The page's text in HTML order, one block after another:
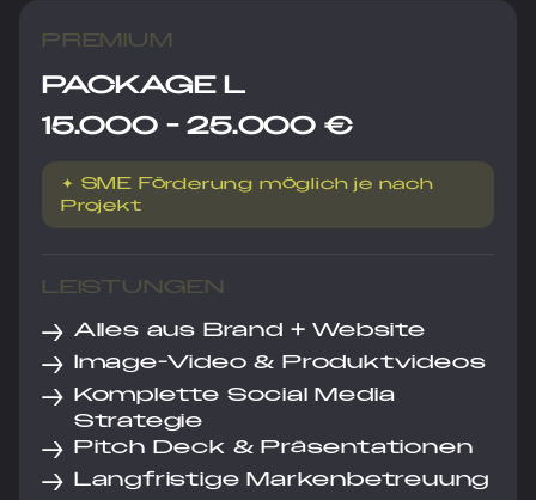
PREMIUM
PACKAGE L
15.000 - 25.000 €
✦ SME Förderung möglich je nach
Projekt
LEISTUNGEN
→ Alles aus Brand + Website
→ Image-Video & Produktvideos
→ Komplette Social Media
Strategie
→ Pitch Deck & Präsentationen
→ Langfristige Markenbetreuung